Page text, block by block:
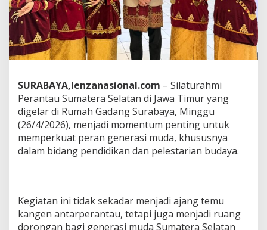
i
w
i
j
a
y
J
t
i
m
,
M
e
r
o
n
‎SURABAYA,lenzanasional.com – Silaturahmi
Perantau Sumatera Selatan di Jawa Timur yang
digelar di Rumah Gadang Surabaya, Minggu
(26/4/2026), menjadi momentum penting untuk
memperkuat peran generasi muda, khususnya
dalam bidang pendidikan dan pelestarian budaya.
‎Kegiatan ini tidak sekadar menjadi ajang temu
kangen antarperantau, tetapi juga menjadi ruang
dorongan bagi generasi muda Sumatera Selatan